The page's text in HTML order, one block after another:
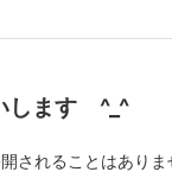
します ^_^
されることはありま